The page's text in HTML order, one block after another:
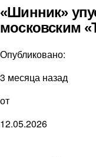
«Шинник»
московским
Опубликовано:
3 месяца назад
от
12.05.2026